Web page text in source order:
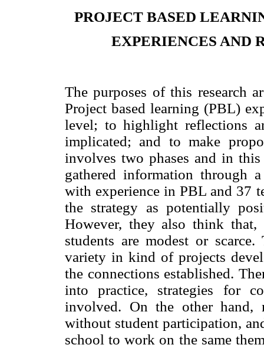
PROJECT BASED
EXPERIENCES AND
The purposes of this research
Project based learning (PBL)
level; to highlight reflections
implicated; and to make
involves two phases and in
gathered information through
with experience in PBL and 37
the strategy as potentially
However, they also think
students are modest or
variety in kind of projects
the connections established.
into practice, strategies for
involved. On the other hand,
without student participation,
school to work on the same